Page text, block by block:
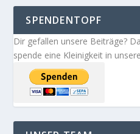
SPENDENTOPF
Dir gefallen unsere Beiträge?
spende eine Kleinigkeit in